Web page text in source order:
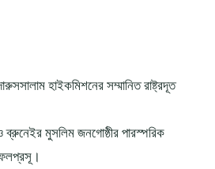
হাইকমিশনের সম্মানিত রাষ্ট্রদূত
ব্রুনেইর মুসলিম জনগোষ্ঠীর পারস্পরিক
ফলপ্রসূ।